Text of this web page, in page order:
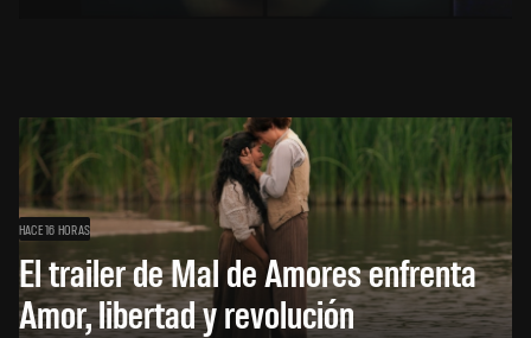
HACE 16 HORAS
El trailer de Mal de Amores enfrenta
Amor, libertad y revolución